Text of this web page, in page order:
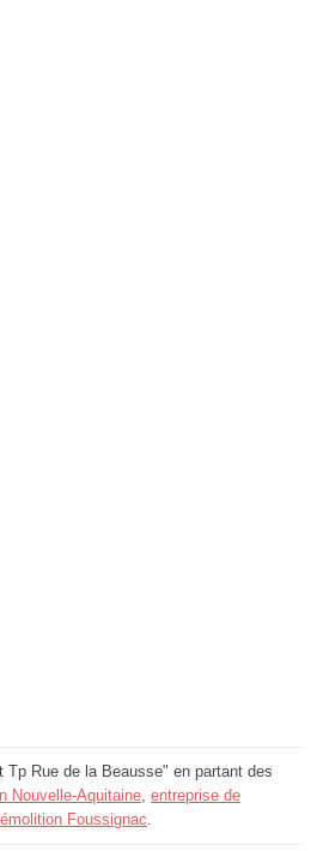
Tp Rue de la Beausse" en partant des
Nouvelle-Aquitaine, entreprise de
Foussignac.